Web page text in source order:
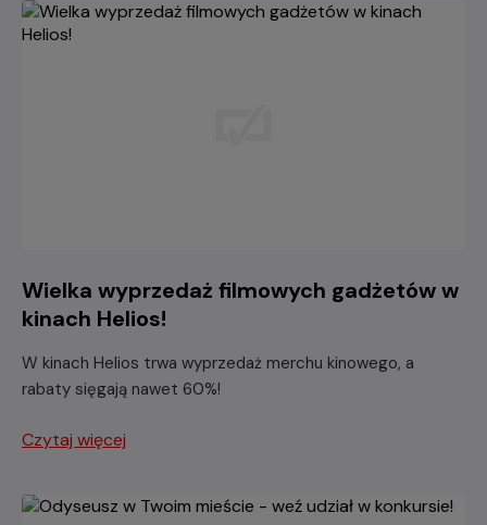
Wielka wyprzedaż filmowych gadżetów w
kinach Helios!
W kinach Helios trwa wyprzedaż merchu kinowego, a
rabaty sięgają nawet 60%!
Czytaj więcej